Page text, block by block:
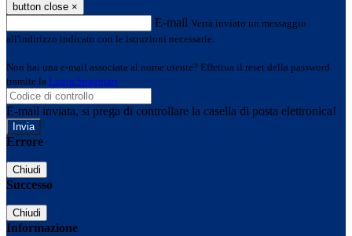
button close ×
E-mail Verrà inviato un messaggio
all'indirizzo indicato con le istruzioni necessarie.
Non hai una e-mail associata al nome utente? Effettua il reset della password
tramite la Login Spaggiari
E-mail inviata, si prega di controllare la casella di posta elettronica!
Errore
Chiudi
Successo
Chiudi
Informazione